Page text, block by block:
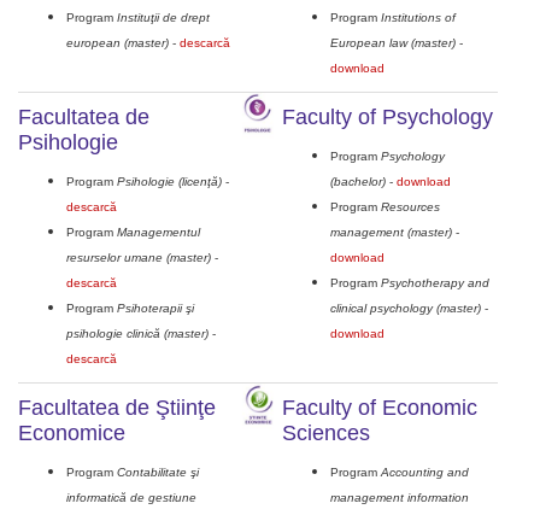
Program Instituţii de drept
european (master) - descarcă
Program Institutions of
European law (master) -
download
Facultatea de
Psihologie
Program Psihologie (licenţă) -
descarcă
Program Managementul
resurselor umane (master) -
descarcă
Program Psihoterapii şi
psihologie clinică (master) -
descarcă
Faculty of Psychology
Program Psychology
(bachelor) - download
Program Resources
management (master) -
download
Program Psychotherapy and
clinical psychology (master) -
download
Facultatea de Ştiinţe
Economice
Program Contabilitate şi
informatică de gestiune
Faculty of Economic
Sciences
Program Accounting and
management information